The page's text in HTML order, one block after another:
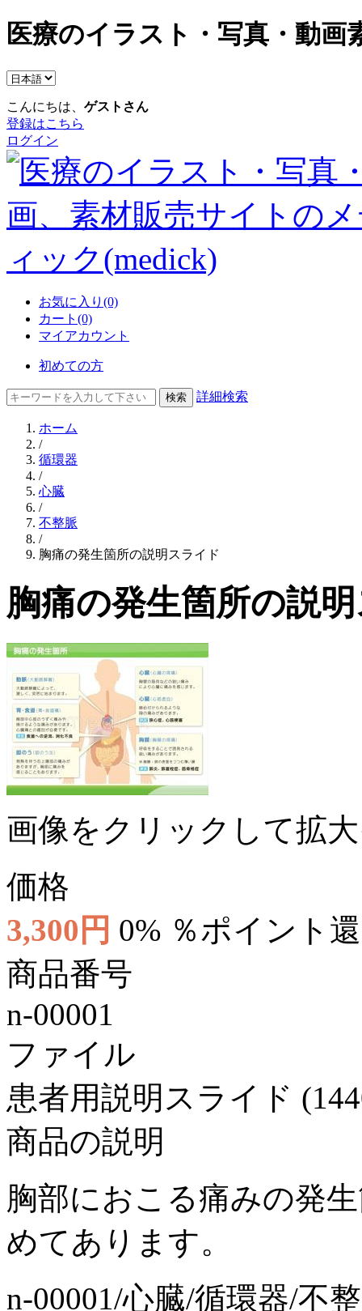
医療のイラスト・写真・動画
こんにちは、 ゲストさん
登録はこちら
ログイン
お気に入り(0)
カート(0)
マイアカウント
初めての方
詳細検索
ホーム
/
循環器
/
心臓
/
不整脈
/
胸痛の発生箇所の説明スライド
胸痛の発生箇所の説
画像をクリックして拡
価格
3,300円 0% ％ポイント
商品番号
n-00001
ファイル
患者用説明スライド
商品の説明
胸部におこる痛みの発
めてあります。
n-00001/心臓/循環器/不